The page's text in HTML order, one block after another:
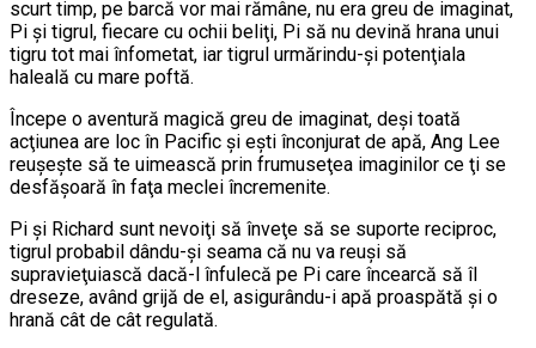
scurt timp, pe barcă vor mai rămâne, nu era greu de imaginat,
Pi şi tigrul, fiecare cu ochii beliţi, Pi să nu devină hrana unui
tigru tot mai înfometat, iar tigrul urmărindu-şi potenţiala
haleală cu mare poftă.
Începe o aventură magică greu de imaginat, deşi toată
acţiunea are loc în Pacific şi eşti înconjurat de apă, Ang Lee
reuşeşte să te uimească prin frumuseţea imaginilor ce ţi se
desfăşoară în faţa meclei încremenite.
Pi şi Richard sunt nevoiţi să înveţe să se suporte reciproc,
tigrul probabil dându-şi seama că nu va reuşi să
supravieţuiască dacă-l înfulecă pe Pi care încearcă să îl
dreseze, având grijă de el, asigurându-i apă proaspătă şi o
hrană cât de cât regulată.